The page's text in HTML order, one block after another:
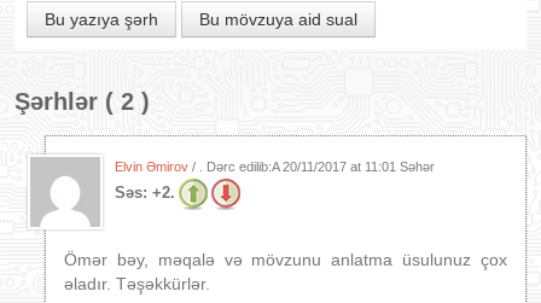
Bu yazıya şərh Bu mövzuya aid sual
Şərhlər ( 2 )
Elvin Əmirov / . Dərc edilib:A20/11/2017 at 11:01 Səhər
Səs: +2.
Ömər bəy, məqalə və mövzunu anlatma üsulunuz çox
əladır. Təşəkkürlər.